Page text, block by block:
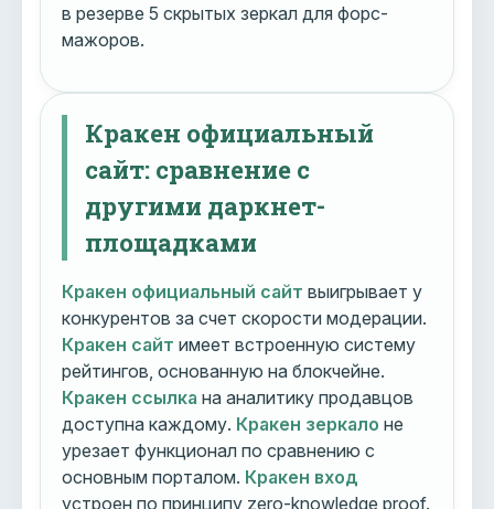
в резерве 5 скрытых зеркал для форс-
мажоров.
Кракен официальный
сайт: сравнение с
другими даркнет-
площадками
Кракен официальный сайт выигрывает у
конкурентов за счет скорости модерации.
Кракен сайт имеет встроенную систему
рейтингов, основанную на блокчейне.
Кракен ссылка на аналитику продавцов
доступна каждому. Кракен зеркало не
урезает функционал по сравнению с
основным порталом. Кракен вход
устроен по принципу zero-knowledge proof.